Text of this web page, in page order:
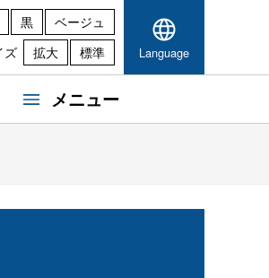
黒
ベージュ
ズ
拡大 標準 Language
メニュー